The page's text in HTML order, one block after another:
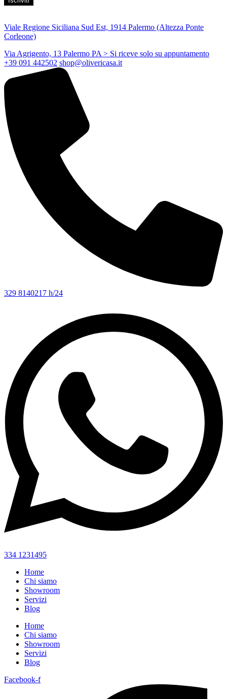
Viale Regione Siciliana Sud Est, 1914 Palermo (Altezza Ponte
Corleone)
Via Agrigento, 13 Palermo PA > Si riceve solo su appuntamento
+39 091 442502 shop@olivericasa.it
329 8140217 h/24
334 1231495
Home
Chi siamo
Showroom
Servizi
Blog
Home
Chi siamo
Showroom
Servizi
Blog
Facebook-f